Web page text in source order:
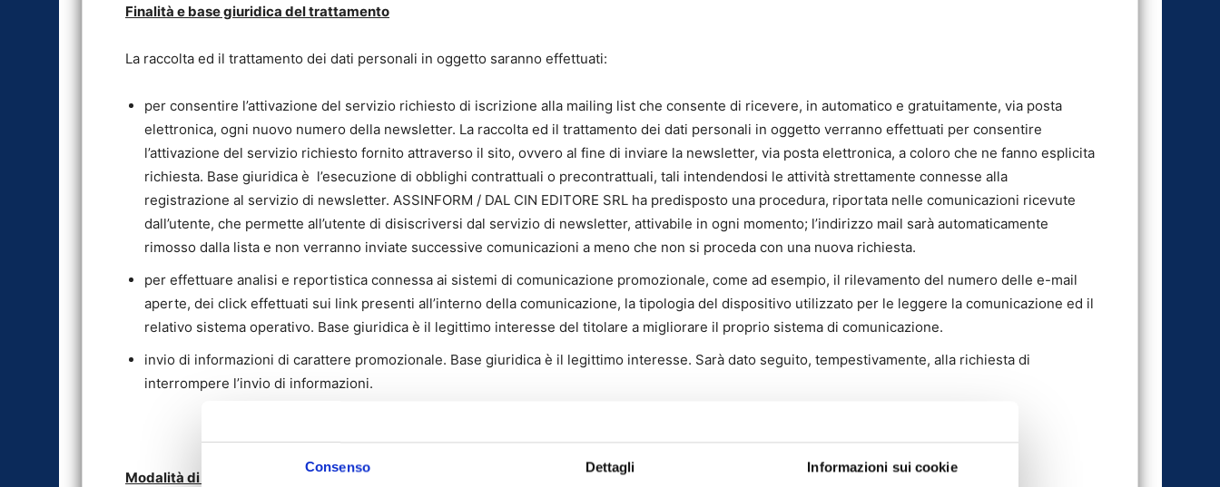
Consenso Dettagli Informazioni sui cookie
Finalità e base giuridica del trattamento
La raccolta ed il trattamento dei dati personali in oggetto saranno effettuati:
per consentire l’attivazione del servizio richiesto di iscrizione alla mailing list che consente di ricevere, in automatico e gratuitamente, via posta
elettronica, ogni nuovo numero della newsletter. La raccolta ed il trattamento dei dati personali in oggetto verranno effettuati per consentire
l’attivazione del servizio richiesto fornito attraverso il sito, ovvero al fine di inviare la newsletter, via posta elettronica, a coloro che ne fanno esplicita
richiesta. Base giuridica è l’esecuzione di obblighi contrattuali o precontrattuali, tali intendendosi le attività strettamente connesse alla
registrazione al servizio di newsletter. ASSINFORM / DAL CIN EDITORE SRL ha predisposto una procedura, riportata nelle comunicazioni ricevute
dall’utente, che permette all’utente di disiscriversi dal servizio di newsletter, attivabile in ogni momento; l’indirizzo mail sarà automaticamente
rimosso dalla lista e non verranno inviate successive comunicazioni a meno che non si proceda con una nuova richiesta.
per effettuare analisi e reportistica connessa ai sistemi di comunicazione promozionale, come ad esempio, il rilevamento del numero delle e-mail
aperte, dei click effettuati sui link presenti all’interno della comunicazione, la tipologia del dispositivo utilizzato per le leggere la comunicazione ed il
relativo sistema operativo. Base giuridica è il legittimo interesse del titolare a migliorare il proprio sistema di comunicazione.
invio di informazioni di carattere promozionale. Base giuridica è il legittimo interesse. Sarà dato seguito, tempestivamente, alla richiesta di
interrompere l’invio di informazioni.
Modalità di trattamento